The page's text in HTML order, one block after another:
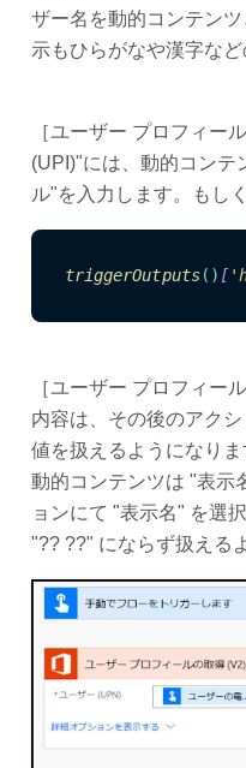
ザー名を動的コンテン
示もひらがなや漢字など
［ユーザー プロフィー
(UPI)"には、動的コンテ
ル"を入力します。もし
triggerOutputs() [
［ユーザー プロフィー
内容は、その後のアク
値を扱えるようになり
動的コンテンツは "表示
ョンにて "表示名" を選
"?? ??" にならず扱える